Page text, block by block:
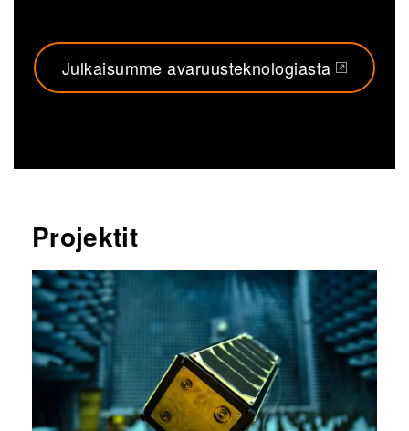
Julkaisumme avaruusteknologiasta
(opens in a new tab)
Projektit